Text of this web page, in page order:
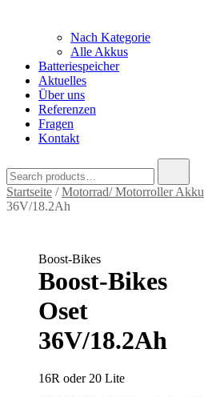
Nach Kategorie
Alle Akkus
Batteriespeicher
Aktuelles
Über uns
Referenzen
Fragen
Kontakt
for:
Startseite /Motorrad/ Motorroller Akku
36V/18.2Ah
Boost-Bikes
Boost-Bikes
Oset
36V/18.2Ah
16R oder 20 Lite